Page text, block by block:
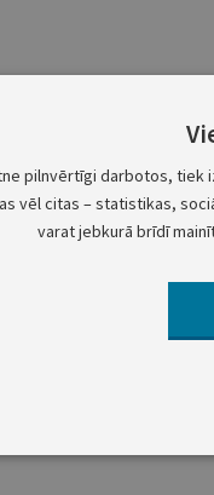
pilnvērtīgi darbotos, tiek
vēl citas – statistikas,
varat jebkurā brīdī